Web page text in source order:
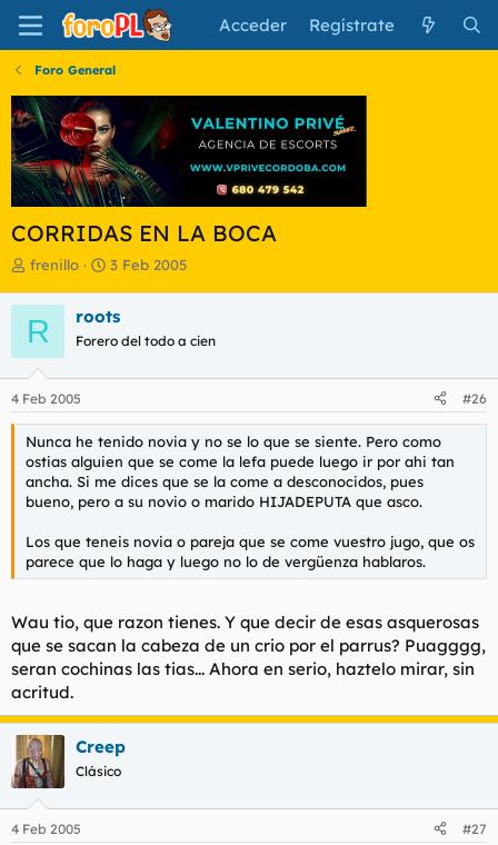
Acceder Regístrate
Foro General
CORRIDAS EN LA BOCA
I
i
c
i
a
d
o
r
d
e
l
t
m
a
frenillo
F
h
a
e
n
i
c
i
o
3 Feb 2005
R roots
Forero del todo a cien
4 Feb 2005 #26
Nunca he tenido novia y no se lo que se siente. Pero como
ostias alguien que se come la lefa puede luego ir por ahi tan
ancha. Si me dices que se la come a desconocidos, pues
bueno, pero a su novio o marido HIJADEPUTA que asco.
Los que teneis novia o pareja que se come vuestro jugo, que os
parece que lo haga y luego no lo de vergüenza hablaros.
Wau tio, que razon tienes. Y que decir de esas asquerosas
que se sacan la cabeza de un crio por el parrus? Puagggg,
seran cochinas las tias... Ahora en serio, haztelo mirar, sin
acritud.
Creep
Clásico
4 Feb 2005 #27